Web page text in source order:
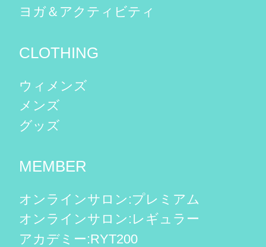
ヨガ＆アクティビティ
CLOTHING
ウィメンズ
メンズ
グッズ
MEMBER
オンラインサロン:プレミアム
オンラインサロン:レギュラー
アカデミー:RYT200